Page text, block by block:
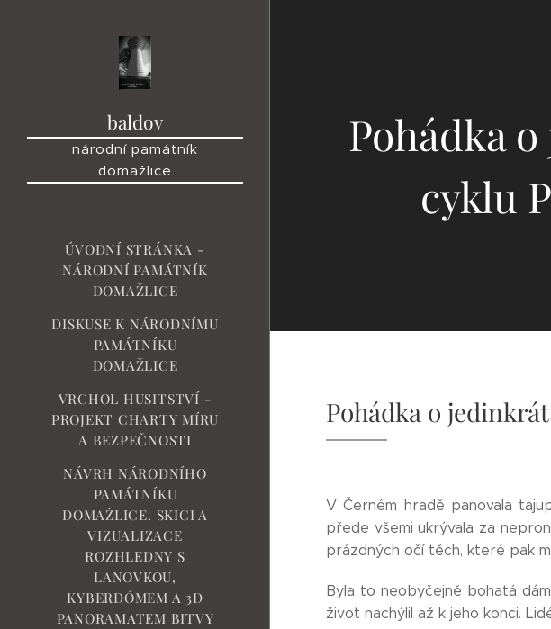
baldov
národní památník
domažlice
ÚVODNÍ STRÁNKA -
NÁRODNÍ PAMÁTNÍK
DOMAŽLICE
DISKUSE K NÁRODNÍMU
PAMÁTNÍKU
DOMAŽLICE
VRCHOL HUSITSTVÍ -
PROJEKT CHARTY MÍRU
A BEZPEČNOSTI
NÁVRH NÁRODNÍHO
PAMÁTNÍKU
DOMAŽLICE. SKICI A
VIZUALIZACE
ROZHLEDNY S
LANOVKOU,
KYBERDÓMEM A 3D
PANORAMATEM BITVY
Pohádka
cyklu
Pohádka o
V Černém hradě panovala
přede všemi ukrývala za
prázdných očí těch, které pak
Byla to neobyčejně bohatá
život nachýlil až k jeho konci.